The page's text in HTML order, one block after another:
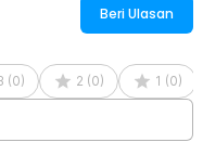
Beri Ulasan
(0) 2 (0) 1 (0)